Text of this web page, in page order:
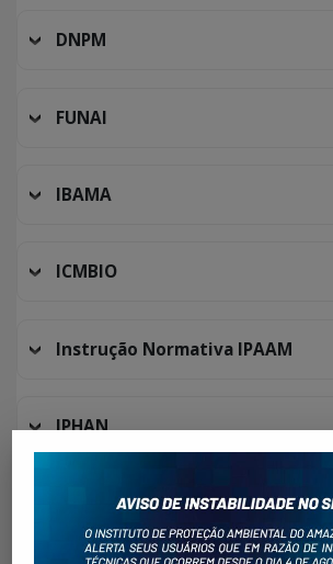
DNPM
FUNAI
IBAMA
ICMBIO
Instrução Normativa IPAAM
IPHAN
Lei Complementar Estadual